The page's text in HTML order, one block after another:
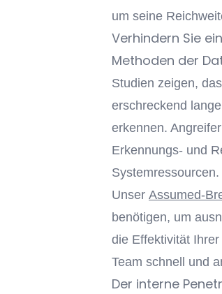
um seine
Verhindern Sie
Methoden der
Studien zeigen,
erschreckend
erkennen.
Erkennungs- und
Systemressourcen.
Unser Assumed-
benötigen, um
die Effektivität
Team schnell und
Der interne